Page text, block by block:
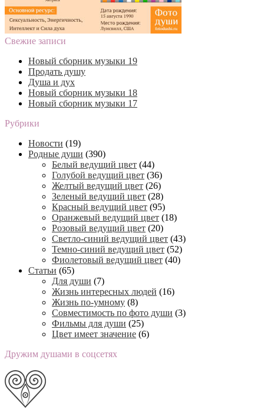
Свежие записи
Новый сборник музыки 19
Продать душу
Душа и дух
Новый сборник музыки 18
Новый сборник музыки 17
Рубрики
Новости (19)
Родные души (390)
Белый ведущий цвет (44)
Голубой ведущий цвет (36)
Желтый ведущий цвет (26)
Зеленый ведущий цвет (28)
Красный ведущий цвет (95)
Оранжевый ведущий цвет (18)
Розовый ведущий цвет (20)
Светло-синий ведущий цвет (43)
Темно-синий ведущий цвет (52)
Фиолетовый ведущий цвет (40)
Статьи (65)
Для души (7)
Жизнь интересных людей (16)
Жизнь по-умному (8)
Совместимость по фото души (3)
Фильмы для души (25)
Цвет имеет значение (6)
Дружим душами в соцсетях